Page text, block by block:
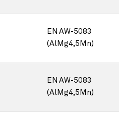
EN AW-5083
(AlMg4,5Mn)
EN AW-5083
(AlMg4,5Mn)